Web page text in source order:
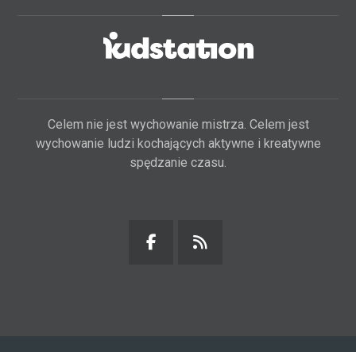
Celem nie jest wychowanie mistrza. Celem jest
wychowanie ludzi kochających aktywne i kreatywne
spędzanie czasu.